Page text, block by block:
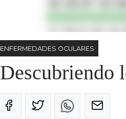
ENFERMEDADES OCULARES
Descubriendo